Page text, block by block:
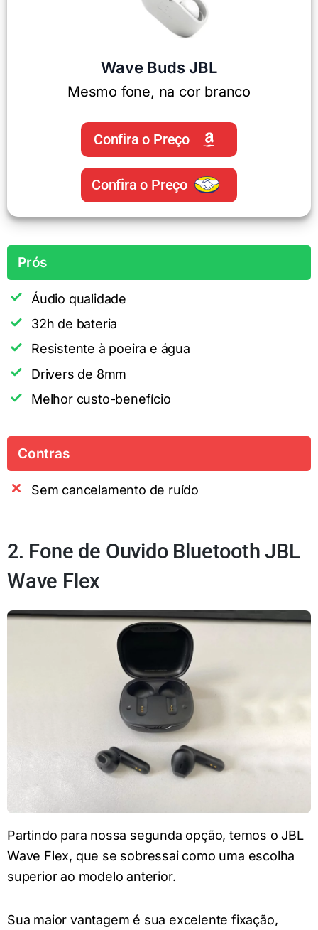
Wave Buds JBL
Mesmo fone, na cor branco
Confira o Preço
Confira o Preço
Prós
Áudio qualidade
32h de bateria
Resistente à poeira e água
Drivers de 8mm
Melhor custo-benefício
Contras
Sem cancelamento de ruído
2. Fone de Ouvido Bluetooth JBL
Wave Flex
Partindo para nossa segunda opção, temos o JBL
Wave Flex, que se sobressai como uma escolha
superior ao modelo anterior.
Sua maior vantagem é sua excelente fixação,